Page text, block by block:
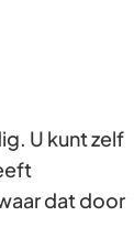
U kunt zelf
dat door